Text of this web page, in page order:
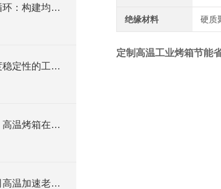
从腔体设计到热风循环：构建均匀的工作空间
高温精密烤箱：温度稳定性的工程实现
保障塑料健康安全：高温烤箱在有毒物质释放检测中的核心价值
冲破高温壁垒：公司高温加速老化箱新品盛大发布，重塑老化测试高温新格局
绝缘材料 硬质
定制高温工业烤箱节能